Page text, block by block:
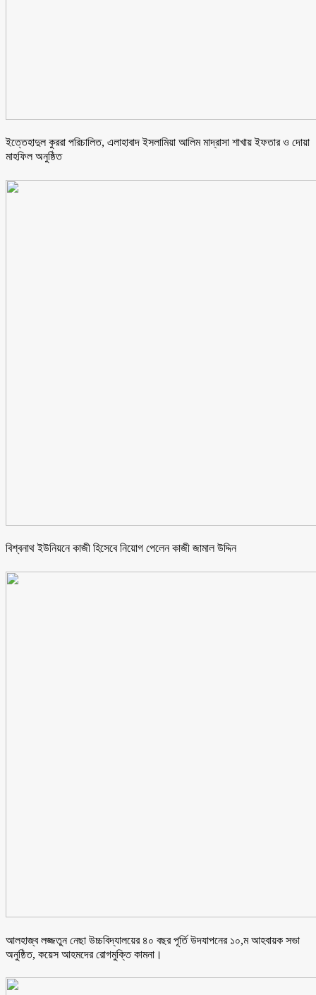
ইত্তেহাদুল কুররা পরিচালিত, এলাহাবাদ ইসলামিয়া আলিম মাদ্রাসা শাখায় ইফতার ও দোয়া
মাহফিল অনুষ্ঠিত
বিশ্বনাথ ইউনিয়নে কাজী হিসেবে নিয়োগ পেলেন কাজী জামাল উদ্দিন
আলহাজ্ব লজ্জতুন নেছা উচ্চবিদ্যালয়ের ৪০ বছর পূর্তি উদযাপনের ১০,ম আহবায়ক সভা
অনুষ্ঠিত, কয়েস আহমদের রোগমুক্তি কামনা।